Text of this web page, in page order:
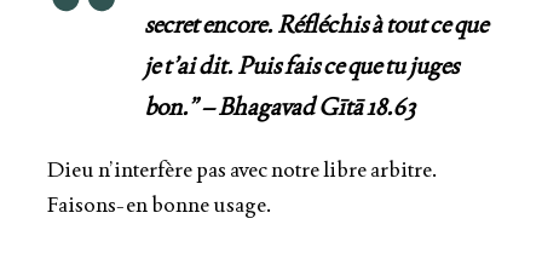
secret encore. Réfléchis à tout ce que
je t’ai dit.Puis fais ce que tu juges
bon.” – Bhagavad Gītā 18.63
Dieu n’interfère pas avec notre libre arbitre.
Faisons-en bonne usage.